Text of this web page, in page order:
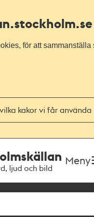
.stockholm.se
för att
kakor vi får använda
ljud och bild
Meny